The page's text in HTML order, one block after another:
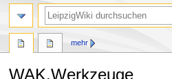
WAK.Werkzeuge
mehr